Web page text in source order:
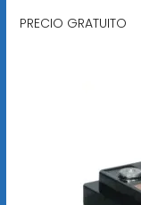
PRECIO GRATUITO